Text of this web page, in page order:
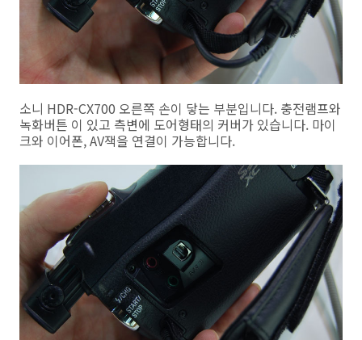
소니 HDR-CX700 오른쪽 손이 닿는 부분입니다. 충전램프와
녹화버튼 이 있고 측변에 도어형태의 커버가 있습니다. 마이
크와 이어폰, AV잭을 연결이 가능합니다.